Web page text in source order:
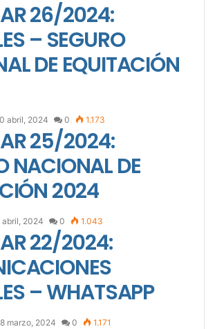
26/2024:
– SEGURO
DE EQUITACIÓN
abril, 2024 0 1.173
25/2024:
NACIONAL DE
2024
abril, 2024 0 1.043
22/2024:
– WHATSAPP
marzo, 2024 0 1.171